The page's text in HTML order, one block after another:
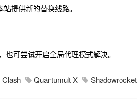
提供新的替换线路。
可尝试开启全局代理模式解决。
Clash Quantumult X Shadowrocket